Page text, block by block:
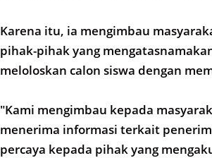
Karena itu, ia mengimbau
pihak-pihak yang
meloloskan calon siswa dengan
"Kami mengimbau kepada
menerima informasi terkait
percaya kepada pihak yang